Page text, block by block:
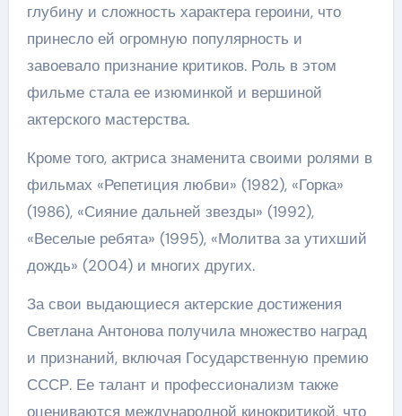
глубину и сложность характера героини, что
принесло ей огромную популярность и
завоевало признание критиков. Роль в этом
фильме стала ее изюминкой и вершиной
актерского мастерства.
Кроме того, актриса знаменита своими ролями в
фильмах «Репетиция любви» (1982), «Горка»
(1986), «Сияние дальней звезды» (1992),
«Веселые ребята» (1995), «Молитва за утихший
дождь» (2004) и многих других.
За свои выдающиеся актерские достижения
Светлана Антонова получила множество наград
и признаний, включая Государственную премию
СССР. Ее талант и профессионализм также
оцениваются международной кинокритикой, что